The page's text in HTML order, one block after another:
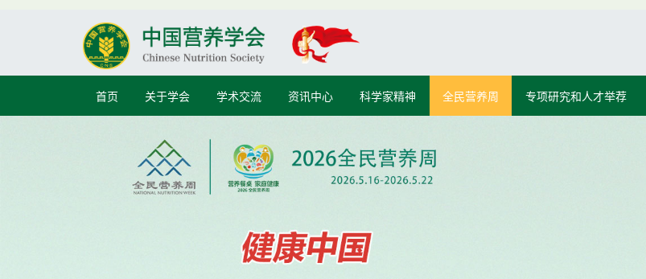
首页 关于学会 学术交流 资讯中心 科学家精神 全民营养周 专项研究和人才举荐